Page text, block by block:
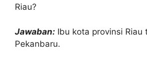
Riau?
Jawaban: Ibu kota provinsi Riau
Pekanbaru.